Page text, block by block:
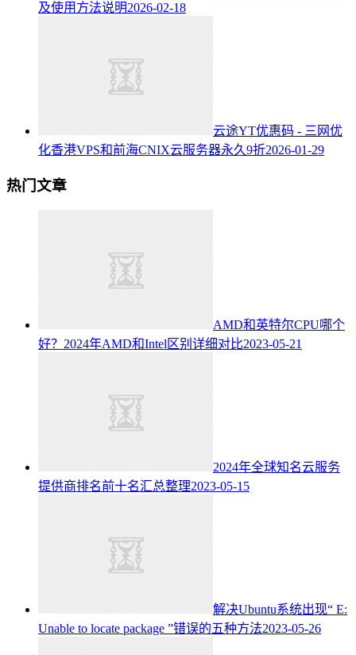
及使用方法说明2026-02-18
云途YT优惠码 - 三网优
化香港VPS和前海CNIX云服务器永久9折2026-01-29
热门文章
AMD和英特尔CPU哪个
好？2024年AMD和Intel区别详细对比2023-05-21
2024年全球知名云服务
提供商排名前十名汇总整理2023-05-15
解决Ubuntu系统出现“ E:
Unable to locate package ”错误的五种方法2023-05-26